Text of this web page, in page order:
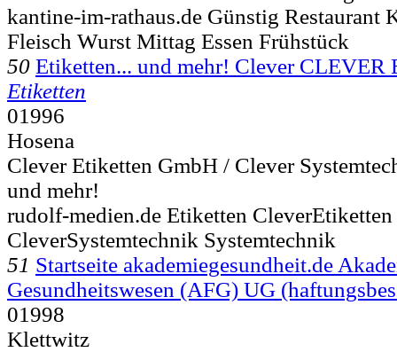
kantine-im-rathaus.de Günstig Restaurant
Fleisch Wurst Mittag Essen Frühstück
50 Etiketten... und mehr! Clever CLEVER
Etiketten
01996
Hosena
Clever Etiketten GmbH / Clever
und mehr!
rudolf-medien.de Etiketten
CleverSystemtechnik Systemtechnik
51 Startseite akademiegesundheit.de
Gesundheitswesen (AFG) UG
01998
Klettwitz